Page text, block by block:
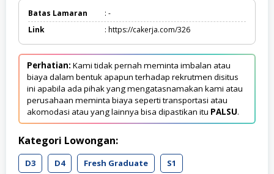
Batas Lamaran
: -
Link
: https://cakerja.com/326
Perhatian: Kami tidak pernah meminta imbalan atau
biaya dalam bentuk apapun terhadap rekrutmen disitus
ini apabila ada pihak yang mengatasnamakan kami atau
perusahaan meminta biaya seperti transportasi atau
akomodasi atau yang lainnya bisa dipastikan itu PALSU.
Kategori Lowongan:
D3 D4 Fresh Graduate S1